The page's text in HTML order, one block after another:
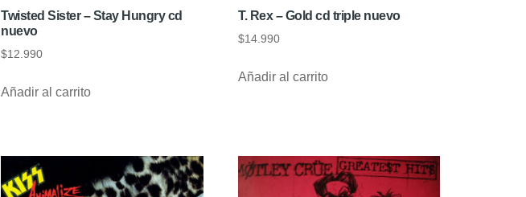
Twisted Sister – Stay Hungry cd
nuevo
$12.990
Añadir al carrito
T. Rex – Gold cd triple nuevo
$14.990
Añadir al carrito